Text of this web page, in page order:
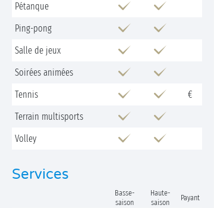
Pétanque
Ping-pong
Salle de jeux
Soirées animées
Tennis
€
Terrain multisports
Volley
Services
Basse-
saison
Haute-
saison
Payant